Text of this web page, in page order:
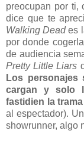
preocupan por ti,
dice que te
Walking Deades
por donde
de audiencia
Pretty Little Liars
Los
cargan y solo
fastidien la trama
al espectador).
showrunner, algo